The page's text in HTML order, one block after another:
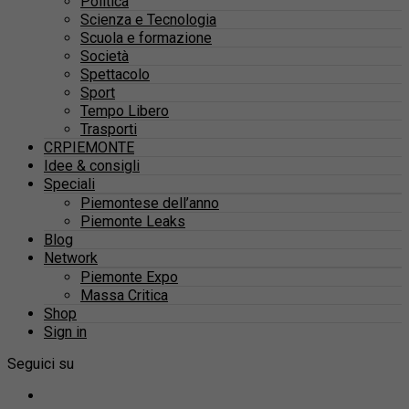
Scienza e Tecnologia
Scuola e formazione
Società
Spettacolo
Sport
Tempo Libero
Trasporti
CRPIEMONTE
Idee & consigli
Speciali
Piemontese dell’anno
Piemonte Leaks
Blog
Network
Piemonte Expo
Massa Critica
Shop
Sign in
Seguici su